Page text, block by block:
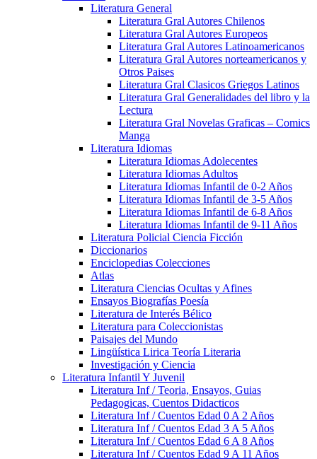
Literatura General
Literatura Gral Autores Chilenos
Literatura Gral Autores Europeos
Literatura Gral Autores Latinoamericanos
Literatura Gral Autores norteamericanos y
Otros Paises
Literatura Gral Clasicos Griegos Latinos
Literatura Gral Generalidades del libro y la
Lectura
Literatura Gral Novelas Graficas – Comics
Manga
Literatura Idiomas
Literatura Idiomas Adolecentes
Literatura Idiomas Adultos
Literatura Idiomas Infantil de 0-2 Años
Literatura Idiomas Infantil de 3-5 Años
Literatura Idiomas Infantil de 6-8 Años
Literatura Idiomas Infantil de 9-11 Años
Literatura Policial Ciencia Ficción
Diccionarios
Enciclopedias Colecciones
Atlas
Literatura Ciencias Ocultas y Afines
Ensayos Biografías Poesía
Literatura de Interés Bélico
Literatura para Coleccionistas
Paisajes del Mundo
Lingüística Lirica Teoría Literaria
Investigación y Ciencia
Literatura Infantil Y Juvenil
Literatura Inf / Teoria, Ensayos, Guias
Pedagogicas, Cuentos Didacticos
Literatura Inf / Cuentos Edad 0 A 2 Años
Literatura Inf / Cuentos Edad 3 A 5 Años
Literatura Inf / Cuentos Edad 6 A 8 Años
Literatura Inf / Cuentos Edad 9 A 11 Años